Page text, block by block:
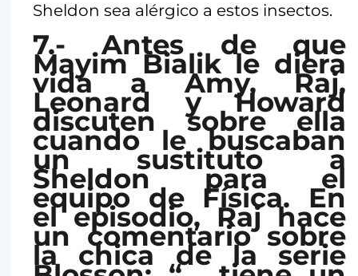
Sheldon sea alérgico a estos insectos.
7.- Antes de que
Mayim Bialik le diera
vida a Amy, Raj,
Leonard y Howard
discuten sobre ella
cuando le buscaban
un sustituto a
Sheldon para el
equipo de Física. En
el episodio, Raj hace
un comentario sobre
la chica de la serie